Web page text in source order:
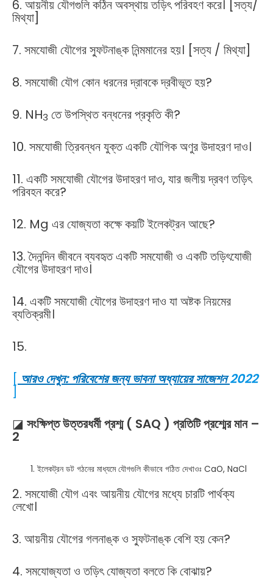
6. আয়নীয় যৌগগুলি কঠিন অবস্থায় তড়িৎ পরিবহণ করে। [সত্য/
মিথ্যা]
7. সমযোজী যৌগের স্ফুটনাঙ্ক নিন্মমানের হয়। [সত্য / মিথ্যা]
8. সমযোজী যৌগ কোন ধরনের দ্রাবকে দ্রবীভূত হয়?
9. NH3 তে উপস্থিত বন্ধনের প্রকৃতি কী?
10. সমযোজী ত্রিবন্ধন যুক্ত একটি যৌগিক অণুর উদাহরণ দাও।
11. একটি সমযোজী যৌগের উদাহরণ দাও, যার জলীয় দ্রবণ তড়িৎ
পরিবহন করে?
12. Mg এর যোজ্যতা কক্ষে কয়টি ইলেকট্রন আছে?
13. দৈনন্দিন জীবনে ব্যবহৃত একটি সমযোজী ও একটি তড়িৎযোজী
যৌগের উদাহরণ দাও।
14. একটি সমযোজী যৌগের উদাহরণ দাও যা অষ্টক নিয়মের
ব্যতিক্রমী।
15.
[ আরও দেখুন: পরিবেশের জন্য ভাবনা অধ্যায়ের সাজেশন2022
]
◪ সংক্ষিপ্ত উত্তরধর্মী প্রশ্ম ( SAQ ) প্রতিটি প্রশ্মের মান –
2
ইলেকট্রন ডট গঠনের মাধ্যমে যৌগগুলি কীভাবে গঠিত দেখাওঃ CaO, NaCl
2. সমযোজী যৌগ এবং আয়নীয় যৌগের মধ্যে চারটি পার্থক্য
লেখো।
3. আয়নীয় যৌগের গলনাঙ্ক ও স্ফুটনাঙ্ক বেশি হয় কেন?
4. সমযোজ্যতা ও তড়িৎ যোজ্যতা বলতে কি বোঝায়?